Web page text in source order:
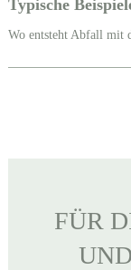
Typische
Wo entsteht Abfall mit
FÜR